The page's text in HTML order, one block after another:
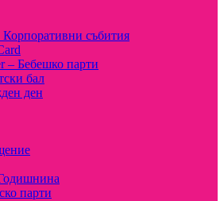
събития
– Бебешко парти
бал
ден
парти